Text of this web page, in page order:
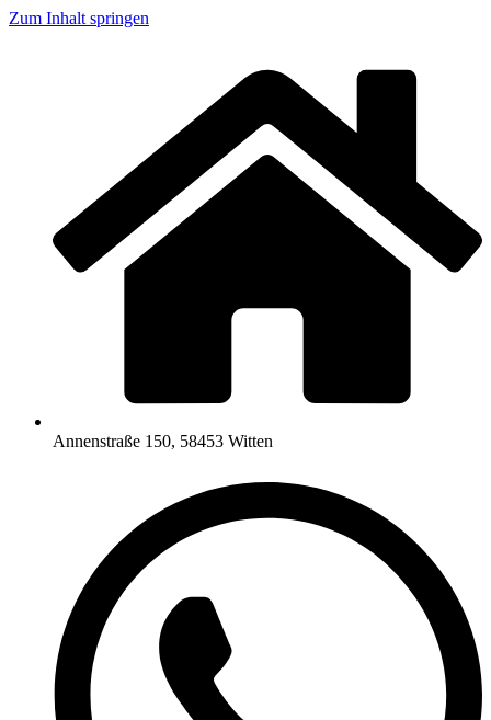
Zum Inhalt springen
Annenstraße 150, 58453 Witten